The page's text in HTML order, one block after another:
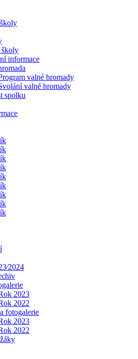
školy
informace
valné hromady
valné hromady
spolku
2023
2022
fotogalerie
2023
2022